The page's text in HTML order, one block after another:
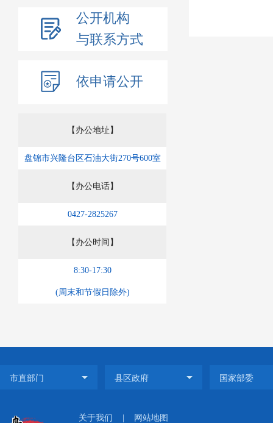
公开机构
与联系方式
依申请公开
【办公地址】
盘锦市兴隆台区石油大街270号600室
【办公电话】
0427-2825267
【办公时间】
8:30-17:30
(周末和节假日除外)
关于我们 网站地图